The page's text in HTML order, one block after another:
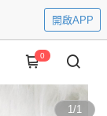
開啟APP
0
1/1